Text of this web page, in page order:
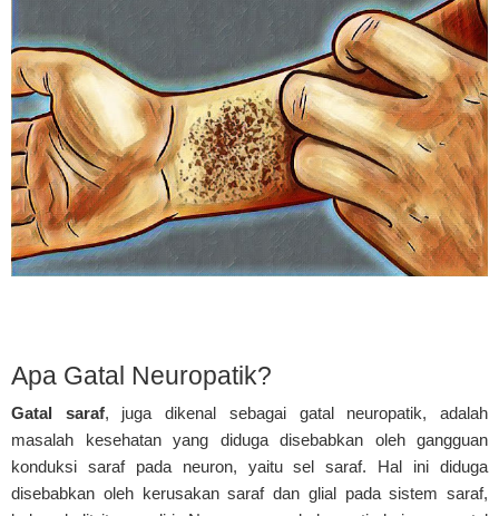
Apa Gatal Neuropatik?
Gatal saraf, juga dikenal sebagai gatal neuropatik, adalah
masalah kesehatan yang diduga disebabkan oleh gangguan
konduksi saraf pada neuron, yaitu sel saraf. Hal ini diduga
disebabkan oleh kerusakan saraf dan glial pada sistem saraf,